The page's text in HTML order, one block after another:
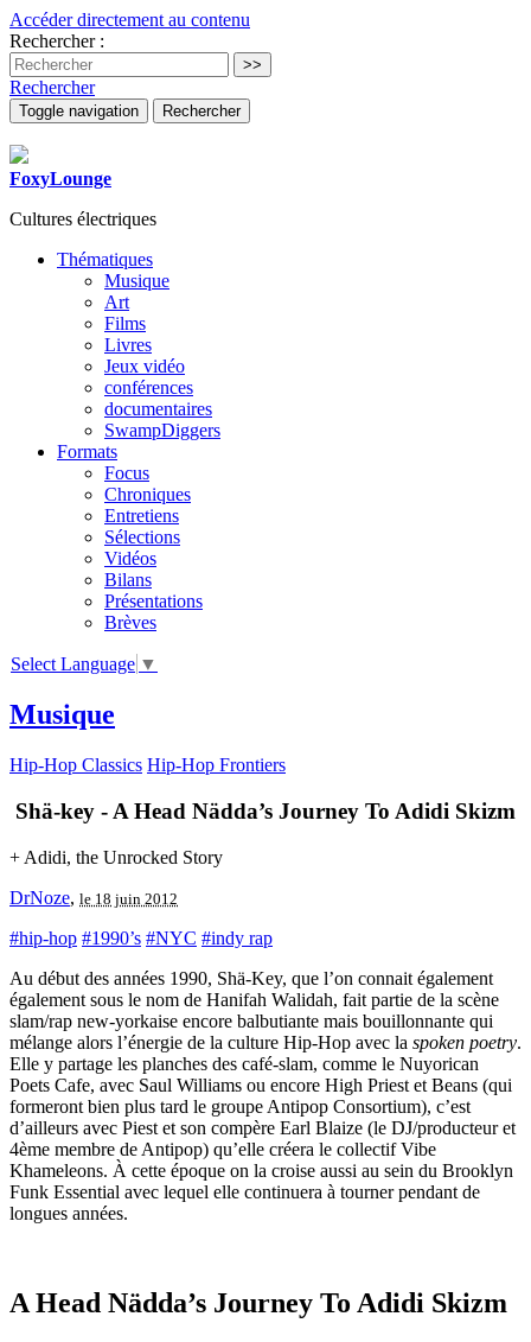
Accéder directement au contenu
Rechercher :
Rechercher
Toggle navigation Rechercher
FoxyLounge
Cultures électriques
Thématiques
Musique
Art
Films
Livres
Jeux vidéo
conférences
documentaires
SwampDiggers
Formats
Focus
Chroniques
Entretiens
Sélections
Vidéos
Bilans
Présentations
Brèves
Select Language ▼
Musique
Hip-Hop Classics Hip-Hop Frontiers
Shä-key - A Head Nädda’s Journey To Adidi Skizm
+ Adidi, the Unrocked Story
DrNoze, le 18 juin 2012
#hip-hop #1990’s #NYC #indy rap
Au début des années 1990, Shä-Key, que l’on connait également
également sous le nom de Hanifah Walidah, fait partie de la scène
slam/rap new-yorkaise encore balbutiante mais bouillonnante qui
mélange alors l’énergie de la culture Hip-Hop avec la spoken poetry.
Elle y partage les planches des café-slam, comme le Nuyorican
Poets Cafe, avec Saul Williams ou encore High Priest et Beans (qui
formeront bien plus tard le groupe Antipop Consortium), c’est
d’ailleurs avec Piest et son compère Earl Blaize (le DJ/producteur et
4ème membre de Antipop) qu’elle créera le collectif Vibe
Khameleons. À cette époque on la croise aussi au sein du Brooklyn
Funk Essential avec lequel elle continuera à tourner pendant de
longues années.
A Head Nädda’s Journey To Adidi Skizm